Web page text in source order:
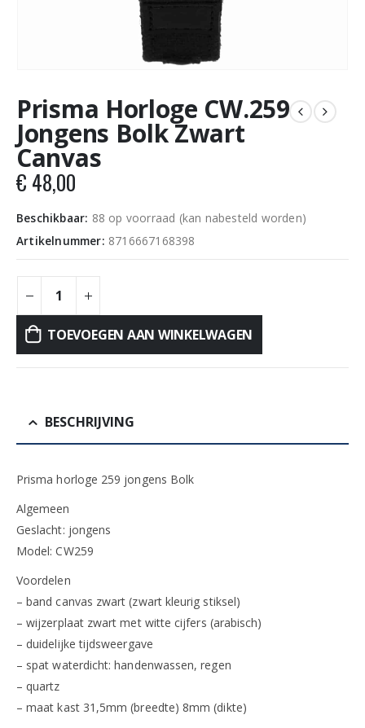
Prisma Horloge CW.259
Jongens Bolk Zwart
Canvas
€ 48,00
Beschikbaar: 88 op voorraad (kan nabesteld worden)
Artikelnummer: 8716667168398
TOEVOEGEN AAN WINKELWAGEN
BESCHRIJVING
Prisma horloge 259 jongens Bolk
Algemeen
Geslacht: jongens
Model: CW259
Voordelen
– band canvas zwart (zwart kleurig stiksel)
– wijzerplaat zwart met witte cijfers (arabisch)
– duidelijke tijdsweergave
– spat waterdicht: handenwassen, regen
– quartz
– maat kast 31,5mm (breedte) 8mm (dikte)